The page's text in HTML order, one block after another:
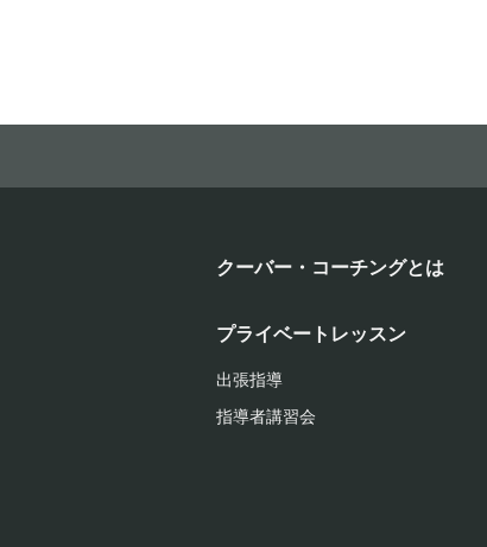
クーバー・コーチングとは
プライベートレッスン
出張指導
指導者講習会